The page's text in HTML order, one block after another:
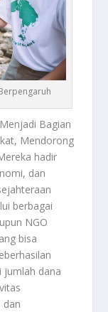
Bagian
Mendorong
hadir
dan
berbagai
NGO
bisa
jumlah dana
dan